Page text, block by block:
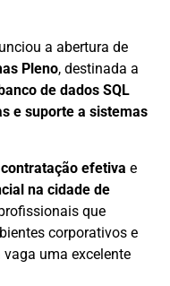
a abertura de
Pleno, destinada a
de dados SQL
e suporte a sistemas
contratação efetiva e
na cidade de
que
corporativos e
uma excelente